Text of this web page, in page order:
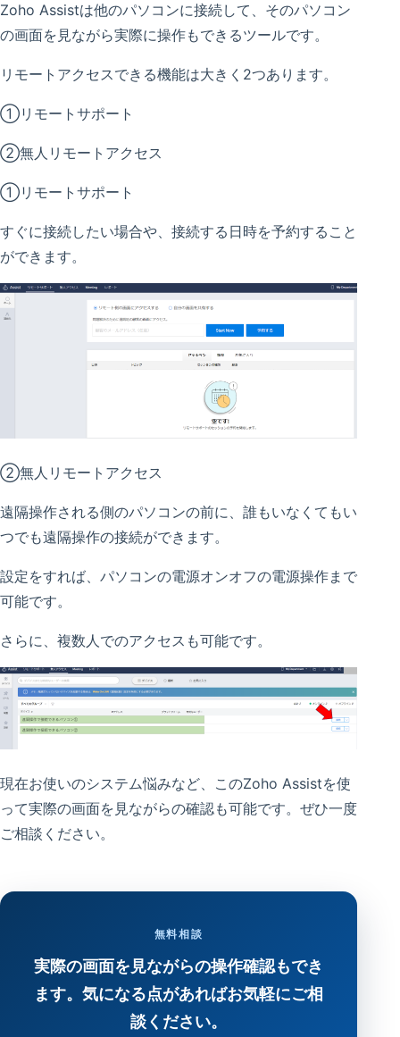
Zoho Assistは他のパソコンに接続して、そのパソコン
の画面を見ながら実際に操作もできるツールです。
リモートアクセスできる機能は大きく2つあります。
①リモートサポート
②無人リモートアクセス
①リモートサポート
すぐに接続したい場合や、接続する日時を予約すること
ができます。
②無人リモートアクセス
遠隔操作される側のパソコンの前に、誰もいなくてもい
つでも遠隔操作の接続ができます。
設定をすれば、パソコンの電源オンオフの電源操作まで
可能です。
さらに、複数人でのアクセスも可能です。
現在お使いのシステム悩みなど、このZoho Assistを使
って実際の画面を見ながらの確認も可能です。ぜひ一度
ご相談ください。
無料相談
実際の画面を見ながらの操作確認もでき
ます。気になる点があればお気軽にご相
談ください。